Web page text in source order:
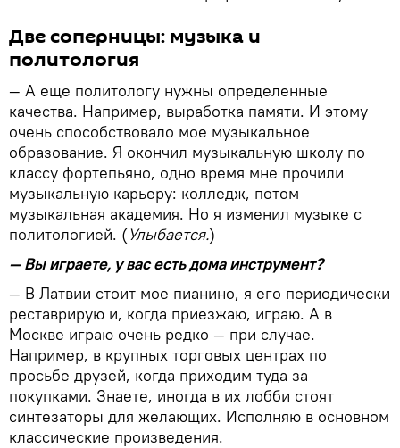
Две соперницы: музыка и
политология
— А еще политологу нужны определенные
качества. Например, выработка памяти. И этому
очень способствовало мое музыкальное
образование. Я окончил музыкальную школу по
классу фортепьяно, одно время мне прочили
музыкальную карьеру: колледж, потом
музыкальная академия. Но я изменил музыке с
политологией. (Улыбается.)
— Вы играете, у вас есть дома инструмент?
— В Латвии стоит мое пианино, я его периодически
реставрирую и, когда приезжаю, играю. А в
Москве играю очень редко — при случае.
Например, в крупных торговых центрах по
просьбе друзей, когда приходим туда за
покупками. Знаете, иногда в их лобби стоят
синтезаторы для желающих. Исполняю в основном
классические произведения.